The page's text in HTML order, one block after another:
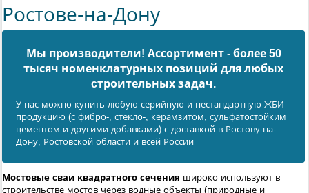
Ростове-на-Дону
Мы производители! Ассортимент - более 50
тысяч номенклатурных позиций для любых
cтроительных задач.
У нас можно купить любую серийную и нестандартную ЖБИ
продукцию (с фибро-, стекло-, керамзитом, сульфатостойким
цементом и другими добавками) с доставкой в Ростову-на-
Дону, Ростовской области и всей России
Мостовые сваи квадратного сечения широко используют в
строительстве мостов через водные объекты (природные и